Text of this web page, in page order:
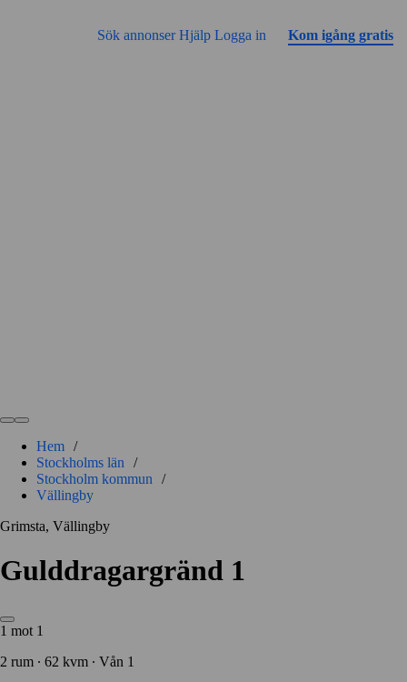
Sök annonserHjälp Logga in Kom igång gratis
Hem /
Stockholms län
/
Stockholm kommun
/
Vällingby
Grimsta, Vällingby
Gulddragargränd 1
1 mot 1
2 rum ∙ 62 kvm ∙ Vån 1